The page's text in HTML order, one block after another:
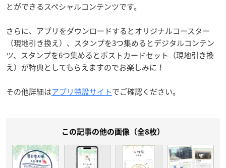
とができるスペシャルコンテンツです。
さらに、アプリをダウンロードするとオリジナルコースター
（現地引き換え）、スタンプを3つ集めるとデジタルコンテン
ツ、スタンプを6つ集めるとポストカードセット（現地引き換
え）が特典としてもらえますのでお楽しみに！
その他詳細はアプリ特設サイトでご確認ください。
この記事の他の画像（全8枚）